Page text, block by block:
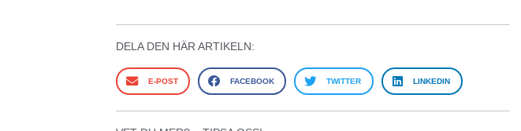
DELA DEN HÄR ARTIKELN:
E-POST FACEBOOK TWITTER LINKEDIN